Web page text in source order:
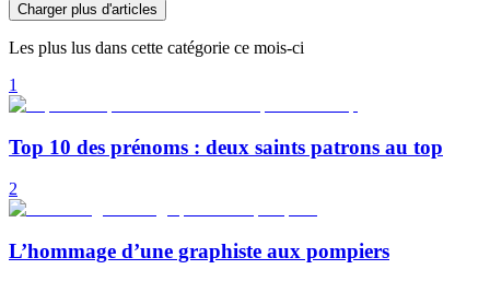
Charger plus d'articles
Les plus lus dans cette catégorie ce mois-ci
1
Top 10 des prénoms : deux saints patrons au top
2
L’hommage d’une graphiste aux pompiers